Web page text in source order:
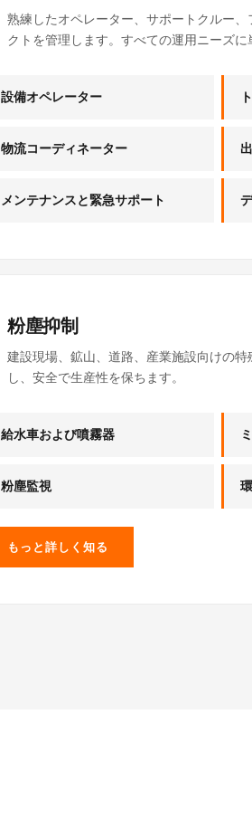
熟練したオペレーター、サポートクルー
クトを管理します。すべての運用ニーズに
設備オペレーター
物流コーディネーター
メンテナンスと緊急サポート
粉塵抑制
建設現場、鉱山、道路、産業施設向けの
し、安全で生産性を保ちます。
給水車および噴霧器
粉塵監視
もっと詳しく知る